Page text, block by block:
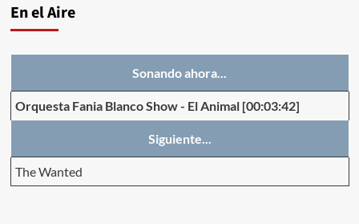
En el Aire
Sonando ahora...
Orquesta Fania Blanco Show- El Animal [00:03:42]
Siguiente...
The Wanted